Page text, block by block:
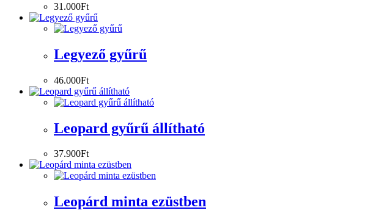
31.000Ft
Legyező gyűrű
46.000Ft
Leopard gyűrű állítható
37.900Ft
Leopárd minta ezüstben